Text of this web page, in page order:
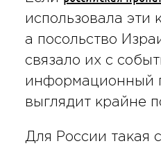
использовала эти
а посольство
связало их с
информационный
выглядит крайне
Для России такая